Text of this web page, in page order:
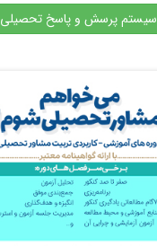
سیستم پرسش و پاسخ تحصیلی